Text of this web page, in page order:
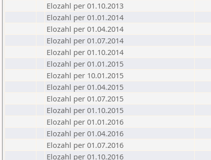
Elozahl per 01.10.2013
Elozahl per 01.01.2014
Elozahl per 01.04.2014
Elozahl per 01.07.2014
Elozahl per 01.10.2014
Elozahl per 01.01.2015
Elozahl per 10.01.2015
Elozahl per 01.04.2015
Elozahl per 01.07.2015
Elozahl per 01.10.2015
Elozahl per 01.01.2016
Elozahl per 01.04.2016
Elozahl per 01.07.2016
Elozahl per 01.10.2016